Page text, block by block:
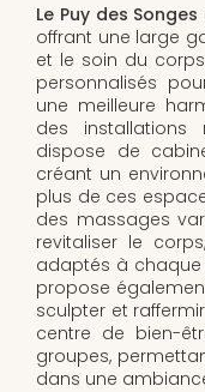
Le Puy des Songes
offrant une large
et le soin du
personnalisés
une meilleure
des installations
dispose de
créant un
plus de ces
des massages
revitaliser le
adaptés à
propose
sculpter et
centre de bien-
groupes,
dans une